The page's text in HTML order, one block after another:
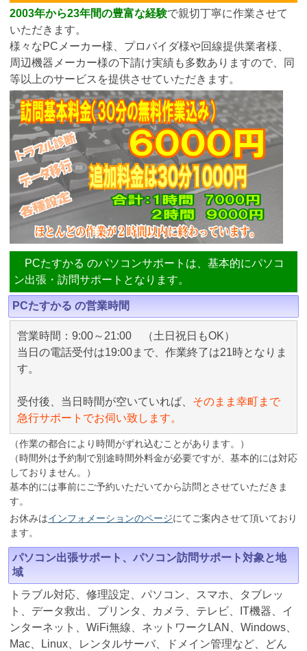
2003年から23年間の豊富な経験で親切丁寧に作業させて
いただきます。
様々なPCメーカー様、プロバイダ様や回線提供業者様、
周辺機器メーカー様の下請け実績も多数ありますので、同
等以上のサービスを提供させていただきます。
PCたすかる のパソコンサポートは、基本的にパソコ
ン出張・訪問サポートとなります。
PCたすかる の営業時間
営業時間：9:00～21:00 （土日祝日もOK）
当日の電話受付は19:00まで、作業終了は21時となりま
す。
受付後、当日時間が空いていれば、 そのまま幸町まで
急行サポートでお伺い致します。
（作業の都合により時間がずれ込むことがあります。）
（時間外は予約制で別途時間外料金が必要ですが、基本的には対応
しておりません。）
基本的には事前にご予約いただいてから訪問とさせていただきま
す。
お休みはインフォメーションのページにてご案内させて頂いており
ます。
パソコン出張サポート、パソコン訪問サポート対象と地
域
トラブル対応、修理設定、パソコン、スマホ、タブレッ
ト、データ救出、プリンタ、カメラ、テレビ、IT機器、イ
ンターネット、WiFi無線、ネットワークLAN、Windows、
Mac、Linux、レンタルサーバ、ドメイン管理など、どん